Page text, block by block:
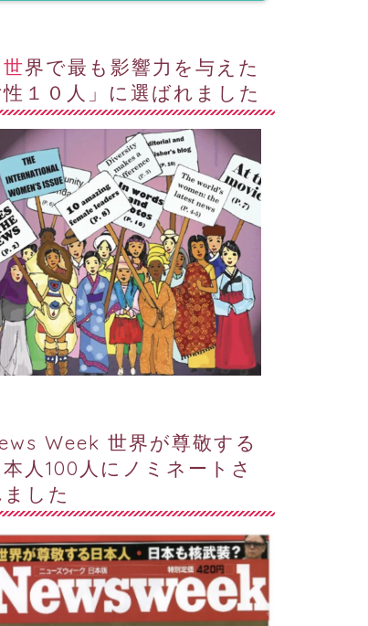
April 23, 2022
も影響力を与えた
１０人」に選ばれました
本人100人にノミネートさ
した